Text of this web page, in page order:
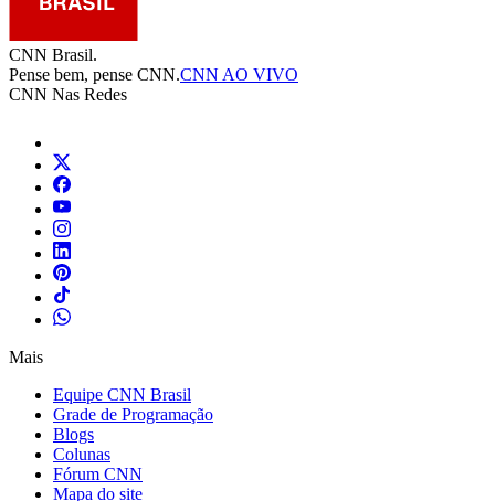
CNN Brasil.
Pense bem, pense CNN.CNN AO VIVO
CNN Nas Redes
Mais
Equipe CNN Brasil
Grade de Programação
Blogs
Colunas
Fórum CNN
Mapa do site